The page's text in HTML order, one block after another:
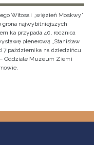
Witosa i „więzień Moskwy”
grona najwybitniejszych
przypada 40. rocznica
plenerową „Stanisław
7 października na dziedzińcu
Oddziale Muzeum Ziemi